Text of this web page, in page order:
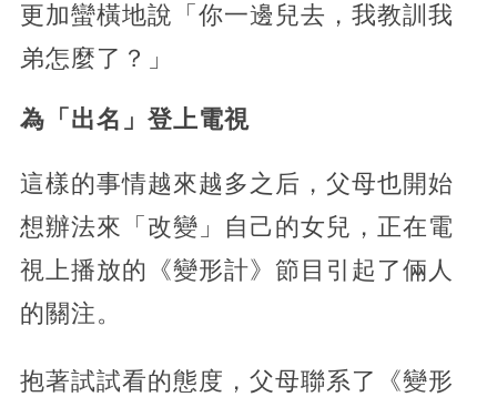
更加蠻橫地說「你一邊兒去，我教訓我
弟怎麼了？」
為「出名」登上電視
這樣的事情越來越多之后，父母也開始
想辦法來「改變」自己的女兒，正在電
視上播放的《變形計》節目引起了倆人
的關注。
抱著試試看的態度，父母聯系了《變形